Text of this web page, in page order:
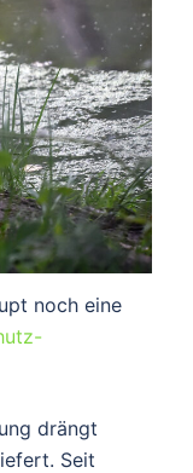
noch eine
drängt
Seit